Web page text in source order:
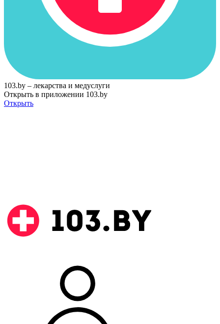
103.by – лекарства и медуслуги
Открыть в приложении 103.by
Открыть